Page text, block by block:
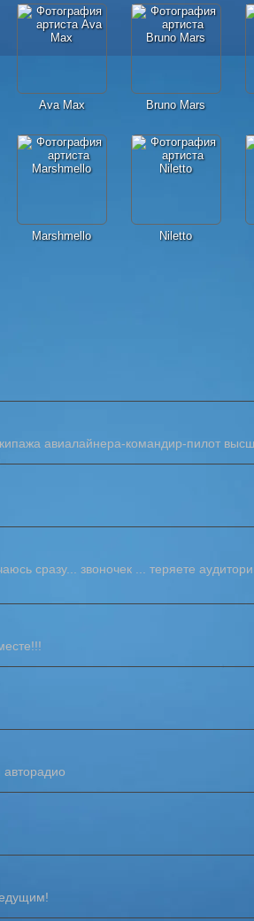
Ava Max Bruno Mars
Marshmello Niletto
авиалайнера-командир-пилот
сразу... звоночек ... теряете